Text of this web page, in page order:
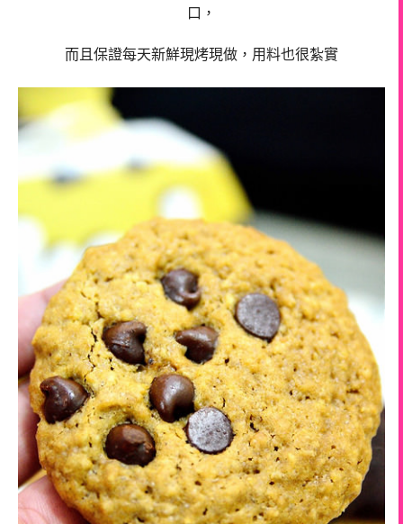
口，
而且保證每天新鮮現烤現做，用料也很紮實